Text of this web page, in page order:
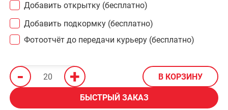
Добавить открытку (бесплатно)
Добавить подкормку (бесплатно)
Фотоотчёт до передачи курьеру (бесплатно)
- + В КОРЗИНУ
БЫСТРЫЙ ЗАКАЗ